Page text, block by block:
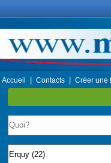
Accueil Contacts Créer une